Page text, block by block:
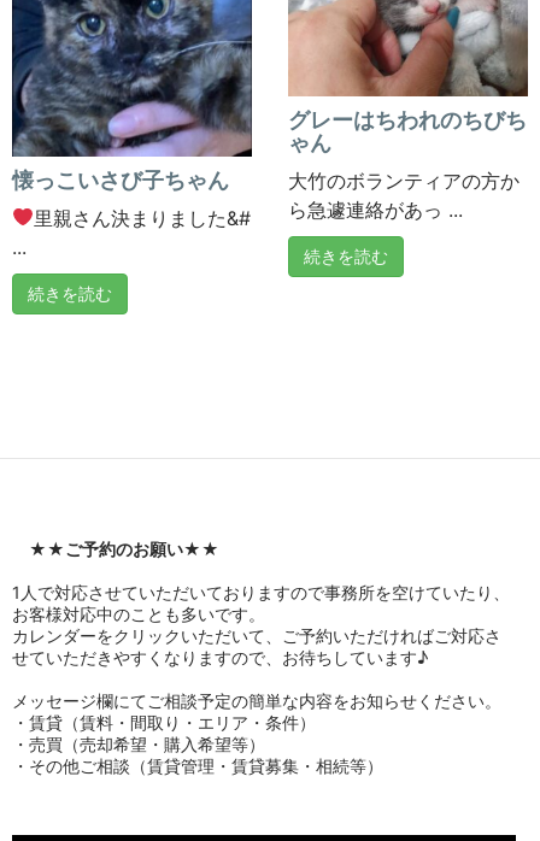
懐っこいさび子ちゃん
里親さん決まりました&#
...
続きを読む
グレーはちわれのちびち
ゃん
大竹のボランティアの方か
ら急遽連絡があっ ...
続きを読む
★★ご予約のお願い★★
1人で対応させていただいておりますので事務所を空けていたり、
お客様対応中のことも多いです。
カレンダーをクリックいただいて、ご予約いただければご対応さ
せていただきやすくなりますので、お待ちしています♪
メッセージ欄にてご相談予定の簡単な内容をお知らせください。
・賃貸（賃料・間取り・エリア・条件）
・売買（売却希望・購入希望等）
・その他ご相談（賃貸管理・賃貸募集・相続等）